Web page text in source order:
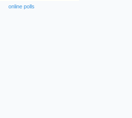
online polls